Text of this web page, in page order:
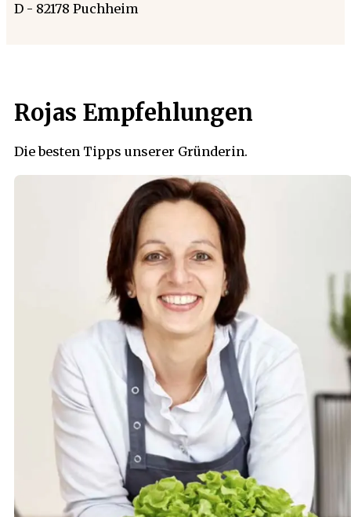
D - 82178 Puchheim
Rojas Empfehlungen
Die besten Tipps unserer Gründerin.